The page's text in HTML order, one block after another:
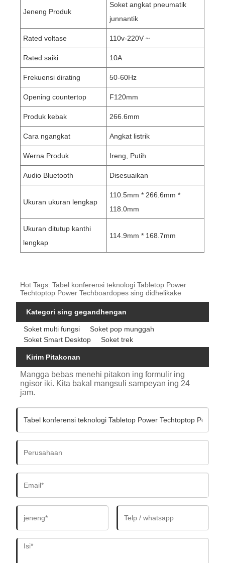
Jeneng Produk
Soket angkat pneumatik
junnantik
Rated voltase 110v-220V ~
Rated saiki 10A
Frekuensi dirating 50-60Hz
Opening countertop F120mm
Produk kebak 266.6mm
Cara ngangkat Angkat listrik
Werna Produk Ireng, Putih
Audio Bluetooth Disesuaikan
Ukuran ukuran lengkap
110.5mm * 266.6mm *
118.0mm
Ukuran ditutup kanthi
lengkap
114.9mm * 168.7mm
Hot Tags: Tabel konferensi teknologi Tabletop Power
Techtoptop Power Techboardopes sing didhelikake
Kategori sing gegandhengan
Soket multi fungsi
Soket pop munggah
Soket Smart Desktop
Soket trek
Kirim Pitakonan
Mangga bebas menehi pitakon ing formulir ing
ngisor iki. Kita bakal mangsuli sampeyan ing 24
jam.